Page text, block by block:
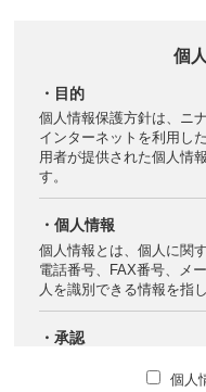
個
・目的
個人情報保護方針は、ニ
インターネットを利用し
用者が提供された個人情
す。
・個人情報
個人情報とは、個人に関
電話番号、FAX番号、メ
人を識別できる情報を指し
・承認
その提供時の個人情報保
個人